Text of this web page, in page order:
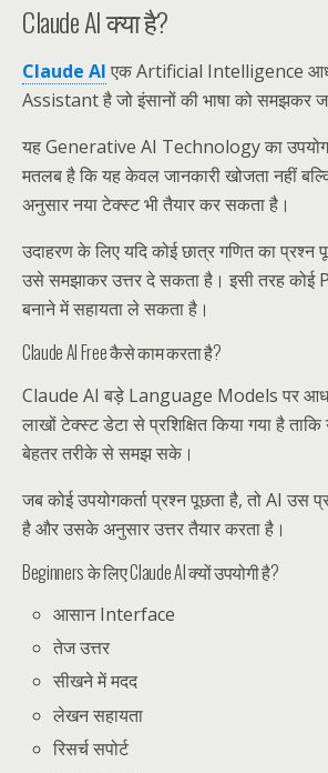
Claude AI क्या है?
Claude AI एक Artificial Intelligence
Assistant है जो इंसानों की भाषा को समझकर
यह Generative AI Technology का
मतलब है कि यह केवल जानकारी खोजता नहीं
अनुसार नया टेक्स्ट भी तैयार कर सकता है।
उदाहरण के लिए यदि कोई छात्र गणित का प्रश्न
उसे समझाकर उत्तर दे सकता है। इसी तरह कोई
बनाने में सहायता ले सकता है।
Claude AI Free कैसे काम करता है?
Claude AI बड़े Language Models पर
लाखों टेक्स्ट डेटा से प्रशिक्षित किया गया है ताकि
बेहतर तरीके से समझ सके।
जब कोई उपयोगकर्ता प्रश्न पूछता है, तो AI उस
है और उसके अनुसार उत्तर तैयार करता है।
Beginners के लिए Claude AI क्यों उपयोगी है?
आसान Interface
तेज उत्तर
सीखने में मदद
लेखन सहायता
रिसर्च सपोर्ट